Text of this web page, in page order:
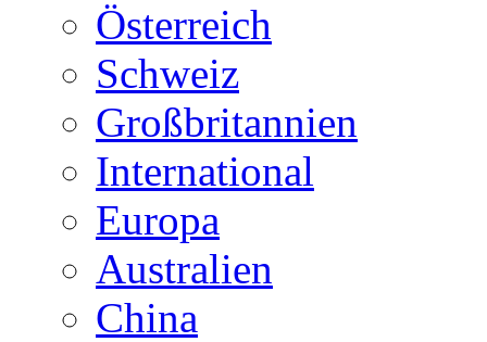
Österreich
Schweiz
Großbritannien
International
Europa
Australien
China